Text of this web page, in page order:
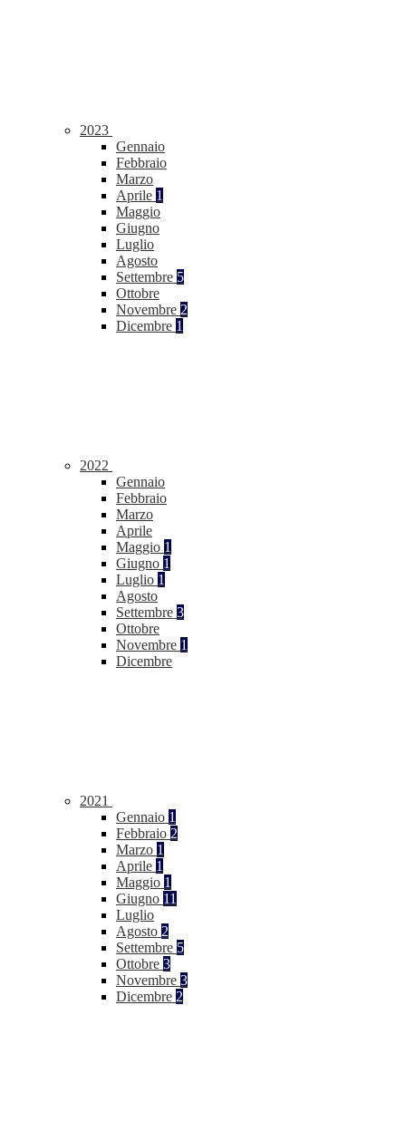
2023
Gennaio
Febbraio
Marzo
Aprile 1
Maggio
Giugno
Luglio
Agosto
Settembre 5
Ottobre
Novembre 2
Dicembre 1
2022
Gennaio
Febbraio
Marzo
Aprile
Maggio 1
Giugno 1
Luglio 1
Agosto
Settembre 3
Ottobre
Novembre 1
Dicembre
2021
Gennaio 1
Febbraio 2
Marzo 1
Aprile 1
Maggio 1
Giugno 11
Luglio
Agosto 2
Settembre 5
Ottobre 3
Novembre 3
Dicembre 2